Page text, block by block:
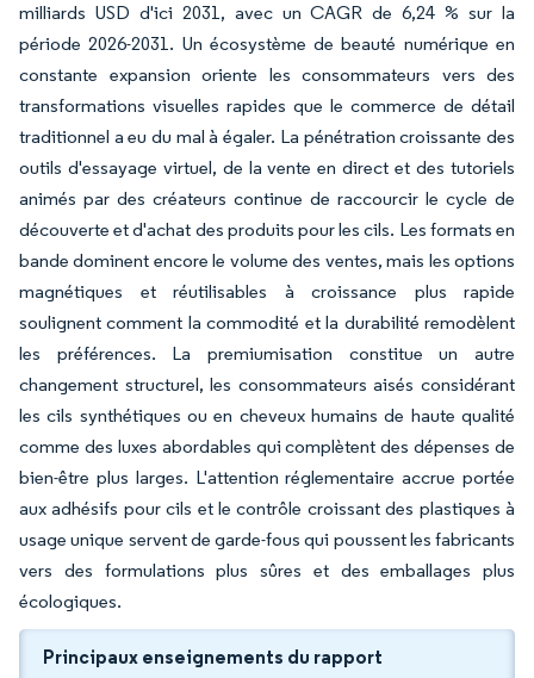
milliards USD d'ici 2031, avec un CAGR de 6,24 % sur la
période 2026-2031. Un écosystème de beauté numérique en
constante expansion oriente les consommateurs vers des
transformations visuelles rapides que le commerce de détail
traditionnel a eu du mal à égaler. La pénétration croissante des
outils d'essayage virtuel, de la vente en direct et des tutoriels
animés par des créateurs continue de raccourcir le cycle de
découverte et d'achat des produits pour les cils. Les formats en
bande dominent encore le volume des ventes, mais les options
magnétiques et réutilisables à croissance plus rapide
soulignent comment la commodité et la durabilité remodèlent
les préférences. La premiumisation constitue un autre
changement structurel, les consommateurs aisés considérant
les cils synthétiques ou en cheveux humains de haute qualité
comme des luxes abordables qui complètent des dépenses de
bien-être plus larges. L'attention réglementaire accrue portée
aux adhésifs pour cils et le contrôle croissant des plastiques à
usage unique servent de garde-fous qui poussent les fabricants
vers des formulations plus sûres et des emballages plus
écologiques.
Principaux enseignements du rapport